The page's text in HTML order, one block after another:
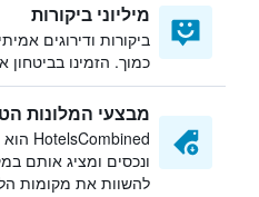
מיליוני ביקורות
ביקורות ודירוגים
כמוך. הזמינו
מבצעי המלונות
ונכסים ומציג אותם
להשוות את מקומות